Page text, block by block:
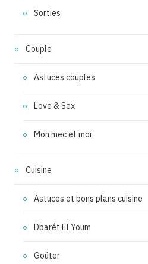
Sorties
Couple
Astuces couples
Love & Sex
Mon mec et moi
Cuisine
Astuces et bons plans cuisine
Dbarét El Youm
Goûter